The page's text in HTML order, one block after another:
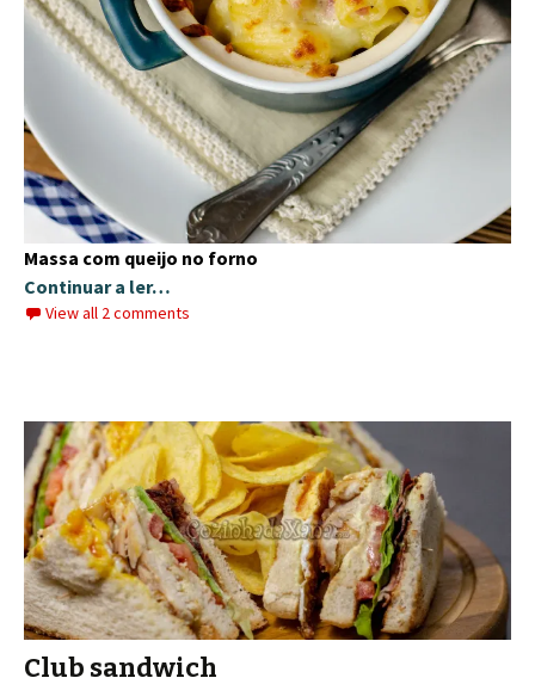
Massa com queijo no forno
Continuar a ler…
View all 2 comments
Club sandwich